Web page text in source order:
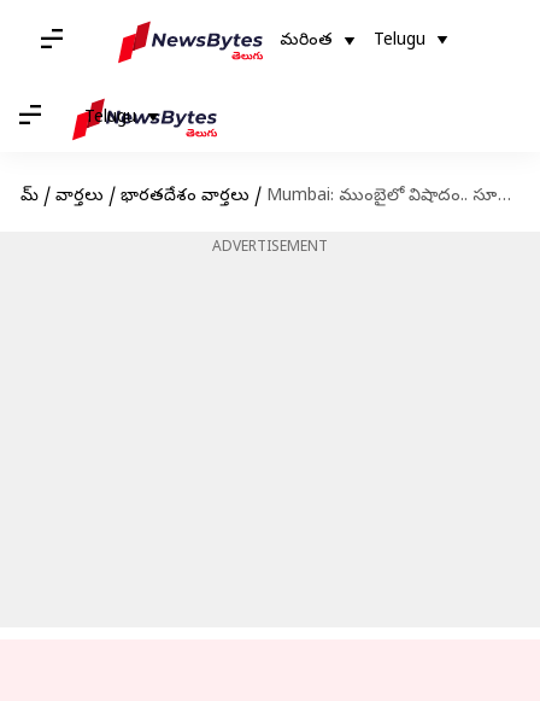
మరింత Telugu
Telugu
హోమ్ / వార్తలు / భారతదేశం వార్తలు / Mumbai: ముంబైలో విషాదం.. సూట్‌కేస్ లో మహిళ మృతదేహం
ADVERTISEMENT